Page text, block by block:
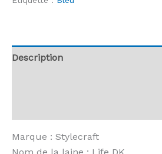
Life
2313
Description
Marque : Stylecraft
Nom de la laine : Life DK